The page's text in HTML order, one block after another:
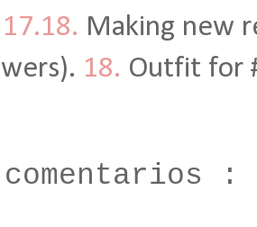
17.18. Making new
18. Outfit for
: